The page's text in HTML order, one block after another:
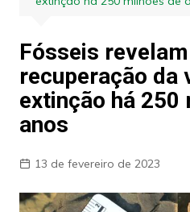
Fósseis
recuperação da
extinção há 250
anos
13 de fevereiro de 2023